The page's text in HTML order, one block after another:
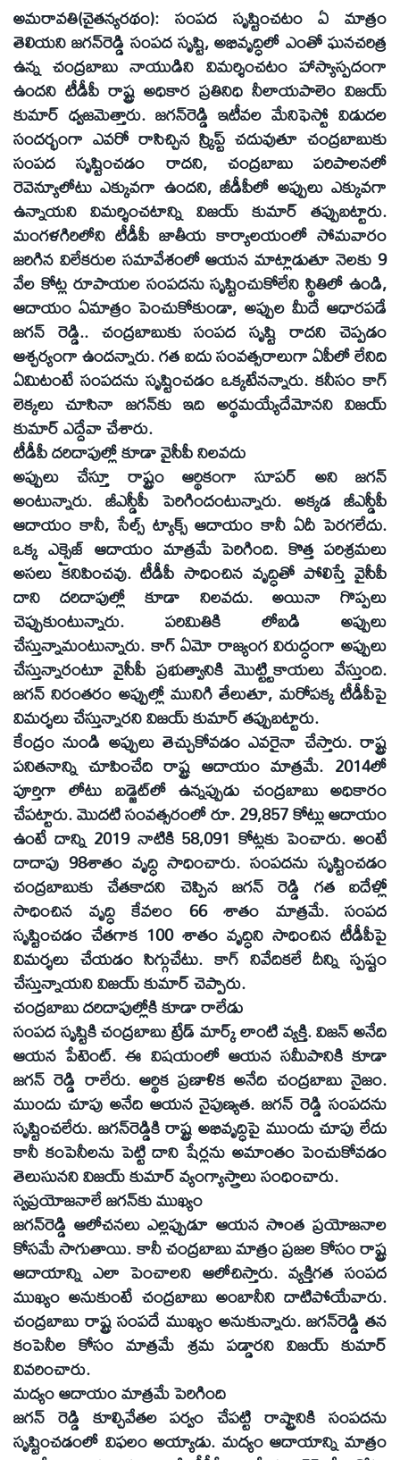
అమరావతి(చైతన్యరథం): సంపద సృష్టించటం ఏ మాత్రం
తెలియని జగన్‌రెడ్డి సంపద సృష్టి, అభివృద్ధిలో ఎంతో ఘనచరిత్ర
ఉన్న చంద్రబాబు నాయుడిని విమర్శించటం హాస్యాస్పదంగా
ఉందని టీడీపీ రాష్ట్ర అధికార ప్రతినిధి నీలాయపాలెం విజయ్‌
కుమార్‌ ధ్వజమెత్తారు. జగన్‌రెడ్డి ఇటీవల మేనిఫెస్టో విడుదల
సందర్భంగా ఎవరో రాసిచ్చిన స్క్రిప్ట్‌ చదువుతూ చంద్రబాబుకు
సంపద సృష్టించడం రాదని, చంద్రబాబు పరిపాలనలో
రెవెన్యూలోటు ఎక్కువగా ఉందని, జీడీపీలో అప్పులు ఎక్కువగా
ఉన్నాయని విమర్శించటాన్ని విజయ్‌ కుమార్‌ తప్పుబట్టారు.
మంగళగిరిలోని టీడీపీ జాతీయ కార్యాలయంలో సోమవారం
జరిగిన విలేకరుల సమావేశంలో ఆయన మాట్లాడుతూ నెలకు 9
వేల కోట్ల రూపాయల సంపదను సృష్టించుకోలేని స్థితిలో ఉండి,
ఆదాయం ఏమాత్రం పెంచుకోకుండా, అప్పుల మీదే ఆధారపడే
జగన్‌ రెడ్డి.. చంద్రబాబుకు సంపద సృష్టి రాదని చెప్పడం
ఆశ్చర్యంగా ఉందన్నారు. గత ఐదు సంవత్సరాలుగా ఏపీలో లేనిది
ఏమిటంటే సంపదను సృష్టించడం ఒక్కటేనన్నారు. కనీసం కాగ్‌
లెక్కలు చూసినా జగన్‌కు ఇది అర్థమయ్యేదేమోనని విజయ్‌
కుమార్‌ ఎద్దేవా చేశారు.
టీడీపీ దరిదాపుల్లో కూడా వైసీపీ నిలవదు
అప్పులు చేస్తూ రాష్ట్రం ఆర్థికంగా సూపర్‌ అని జగన్‌
అంటున్నారు. జీఎస్డీపీ పెరిగిందంటున్నారు. అక్కడ జీఎస్డీపీ
ఆదాయం కానీ, సేల్స్‌ ట్యాక్స్‌ ఆదాయం కానీ ఏదీ పెరగలేదు.
ఒక్క ఎక్సైజ్‌ ఆదాయం మాత్రమే పెరిగింది. కొత్త పరిశ్రమలు
అసలు కనిపించవు. టీడీపీ సాధించిన వృద్ధితో పోలిస్తే వైసీపీ
దాని దరిదాపుల్లో కూడా నిలవదు. అయినా గొప్పలు
చెప్పుకుంటున్నారు. పరిమితికి లోబడి అప్పులు
చేస్తున్నామంటున్నారు. కాగ్‌ ఏమో రాజ్యంగ విరుద్ధంగా అప్పులు
చేస్తున్నారంటూ వైసీపీ ప్రభుత్వానికి మొట్ట్టికాయలు వేస్తుంది.
జగన్‌ నిరంతరం అప్పుల్లో మునిగి తేలుతూ, మరోపక్క టీడీపీపై
విమర్శలు చేస్తున్నారని విజయ్‌ కుమార్‌ తప్పుబట్టారు.
కేంద్రం నుండి అప్పులు తెచ్చుకోవడం ఎవరైనా చేస్తారు. రాష్ట్ర
పనితనాన్ని చూపించేది రాష్ట్ర ఆదాయం మాత్రమే. 2014లో
పూర్తిగా లోటు బడ్జెట్‌లో ఉన్నప్పుడు చంద్రబాబు అధికారం
చేపట్టారు. మొదటి సంవత్సరంలో రూ. 29,857 కోట్లు ఆదాయం
ఉంటే దాన్ని 2019 నాటికి 58,091 కోట్లకు పెంచారు. అంటే
దాదాపు 98శాతం వృద్ధి సాధించారు. సంపదను సృష్టించడం
చంద్రబాబుకు చేతకాదని చెప్పిన జగన్‌ రెడ్డి గత ఐదేళ్లో
సాధించిన వృద్ధి కేవలం 66 శాతం మాత్రమే. సంపద
సృష్టించడం చేతగాక 100 శాతం వృద్ధిని సాధించిన టీడీపీపై
విమర్శలు చేయడం సిగ్గుచేటు. కాగ్‌ నివేదికలే దీన్ని స్పష్టం
చేస్తున్నాయని విజయ్‌ కుమార్‌ చెప్పారు.
చంద్రబాబు దరిదాపుల్లోకి కూడా రాలేడు
సంపద సృష్టికి చంద్రబాబు ట్రేడ్‌ మార్క్‌ లాంటి వ్యక్తి. విజన్‌ అనేది
ఆయన పేటెంట్‌. ఈ విషయంలో ఆయన సమీపానికి కూడా
జగన్‌ రెడ్డి రాలేరు. ఆర్థిక ప్రణాళిక అనేది చంద్రబాబు నైజం.
ముందు చూపు అనేది ఆయన నైపుణ్యత. జగన్‌ రెడ్డి సంపదను
సృష్టించలేరు. జగన్‌రెడ్డికి రాష్ట్ర అభివృద్ధిపై ముందు చూపు లేదు
కానీ కంపెనీలను పెట్టి దాని షేర్లను అమాంతం పెంచుకోవడం
తెలుసునని విజయ్‌ కుమార్‌ వ్యంగ్యాస్త్రాలు సంధించారు.
స్వప్రయోజనాలే జగన్‌కు ముఖ్యం
జగన్‌రెడ్డి ఆలోచనలు ఎల్లప్పుడూ ఆయన సొంత ప్రయోజనాల
కోసమే సాగుతాయి. కానీ చంద్రబాబు మాత్రం ప్రజల కోసం రాష్ట్ర
ఆదాయాన్ని ఎలా పెంచాలని ఆలోచిస్తారు. వ్యక్తిగత సంపద
ముఖ్యం అనుకుంటే చంద్రబాబు అంబానీని దాటిపోయేవారు.
చంద్రబాబు రాష్ట్ర సంపదే ముఖ్యం అనుకున్నారు. జగన్‌రెడ్డి తన
కంపెనీల కోసం మాత్రమే శ్రమ పడ్డారని విజయ్‌ కుమార్‌
వివరించారు.
మద్యం ఆదాయం మాత్రమే పెరిగింది
జగన్‌ రెడ్డి కూల్చివేతల పర్వం చేపట్టి రాష్ట్రానికి సంపదను
సృష్టించడంలో విఫలం అయ్యాడు. మద్యం ఆదాయాన్ని మాత్రం